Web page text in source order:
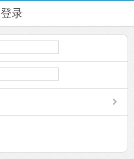
登录